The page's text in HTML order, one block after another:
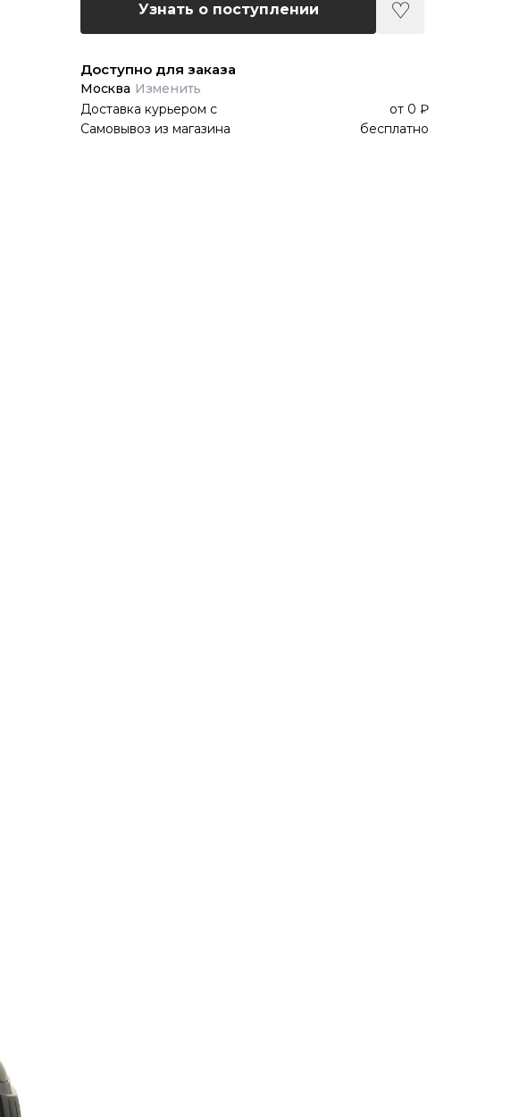
Узнать о поступлении
Доступно для заказа
Москва Изменить
Доставка курьером с от 0 ₽
Самовывоз из магазина
бесплатно